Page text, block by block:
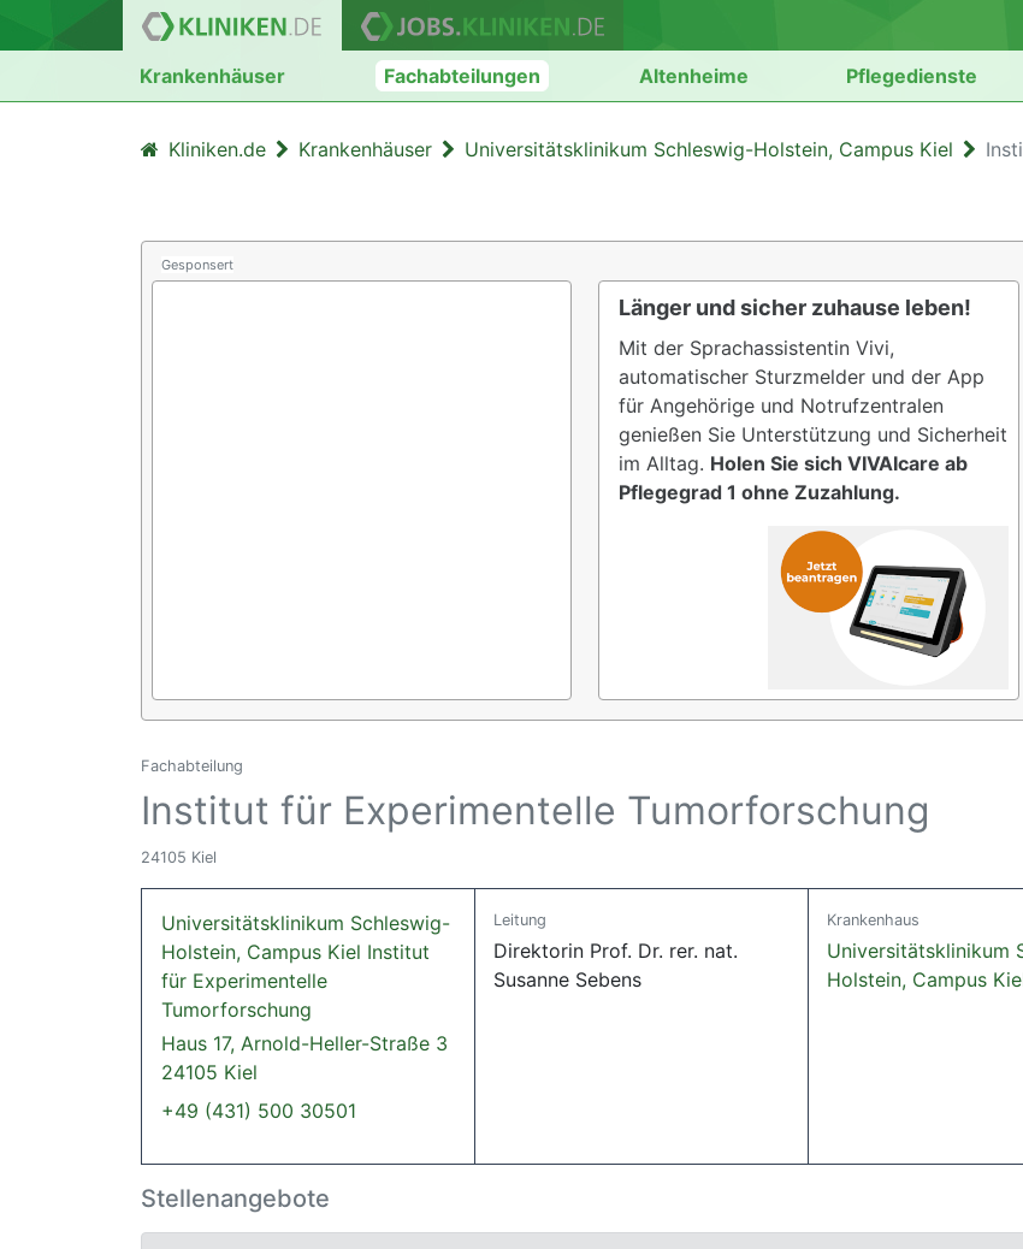
Krankenhäuser Fachabteilungen Altenheime Pflegedienste
Kliniken.de Krankenhäuser Universitätsklinikum Schleswig-Holstein, Campus Kiel
Gesponsert
Länger und sicher zuhause leben!
Mit der Sprachassistentin Vivi,
automatischer Sturzmelder und der App
für Angehörige und Notrufzentralen
genießen Sie Unterstützung und Sicherheit
im Alltag. Holen Sie sich VIVAIcare ab
Pflegegrad 1 ohne Zuzahlung.
Fachabteilung
Institut für Experimentelle Tumorforschung
24105 Kiel
Universitätsklinikum Schleswig-
Holstein, Campus Kiel Institut
für Experimentelle
Tumorforschung
Haus 17, Arnold-Heller-Straße 3
24105 Kiel
+49 (431) 500 30501
Leitung
Direktorin Prof. Dr. rer. nat.
Susanne Sebens
Krankenhaus
Universitätsklinikum
Holstein, Campus
Stellenangebote